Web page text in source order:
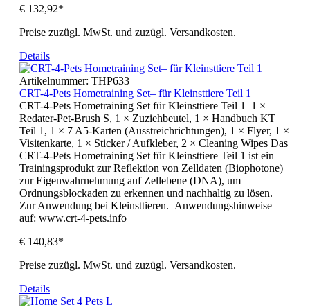
€ 132,92*
Preise zuzügl. MwSt. und zuzügl. Versandkosten.
Details
Artikelnummer: THP633
CRT-4-Pets Hometraining Set– für Kleinsttiere Teil 1
CRT-4-Pets Hometraining Set für Kleinsttiere Teil 1 1 ×
Redater-Pet-Brush S, 1 × Zuziehbeutel, 1 × Handbuch KT
Teil 1, 1 × 7 A5-Karten (Ausstreichrichtungen), 1 × Flyer, 1 ×
Visitenkarte, 1 × Sticker / Aufkleber, 2 × Cleaning Wipes Das
CRT-4-Pets Hometraining Set für Kleinsttiere Teil 1 ist ein
Trainingsprodukt zur Reflektion von Zelldaten (Biophotone)
zur Eigenwahrnehmung auf Zellebene (DNA), um
Ordnungsblockaden zu erkennen und nachhaltig zu lösen.
Zur Anwendung bei Kleinsttieren. Anwendungshinweise
auf: www.crt-4-pets.info
€ 140,83*
Preise zuzügl. MwSt. und zuzügl. Versandkosten.
Details